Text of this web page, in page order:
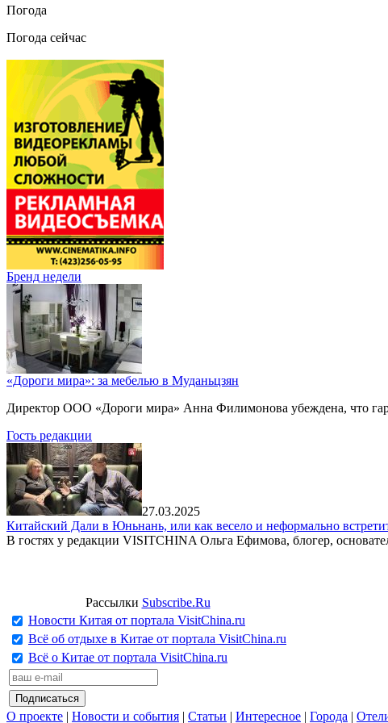
Погода
Погода сейчас
Бренд недели
«Дороги мира»: за мебелью в Муданьцзян
Директор ООО «Дороги мира» Анна Филимонова убеждена, что
Гость редакции
27.03.2025
Китайский Дали в Юньнань, или как весело и неформально
В гостях у редакции VISITCHINA Ольга Ефимова, блогер,
Рассылки Subscribe.Ru
Новости Китая от портала VisitChina.ru
Всё об отдыхе в Китае от портала VisitChina.ru
Всё о Китае от портала VisitChina.ru
О проекте | Новости и события | Статьи | Интересное | Города |